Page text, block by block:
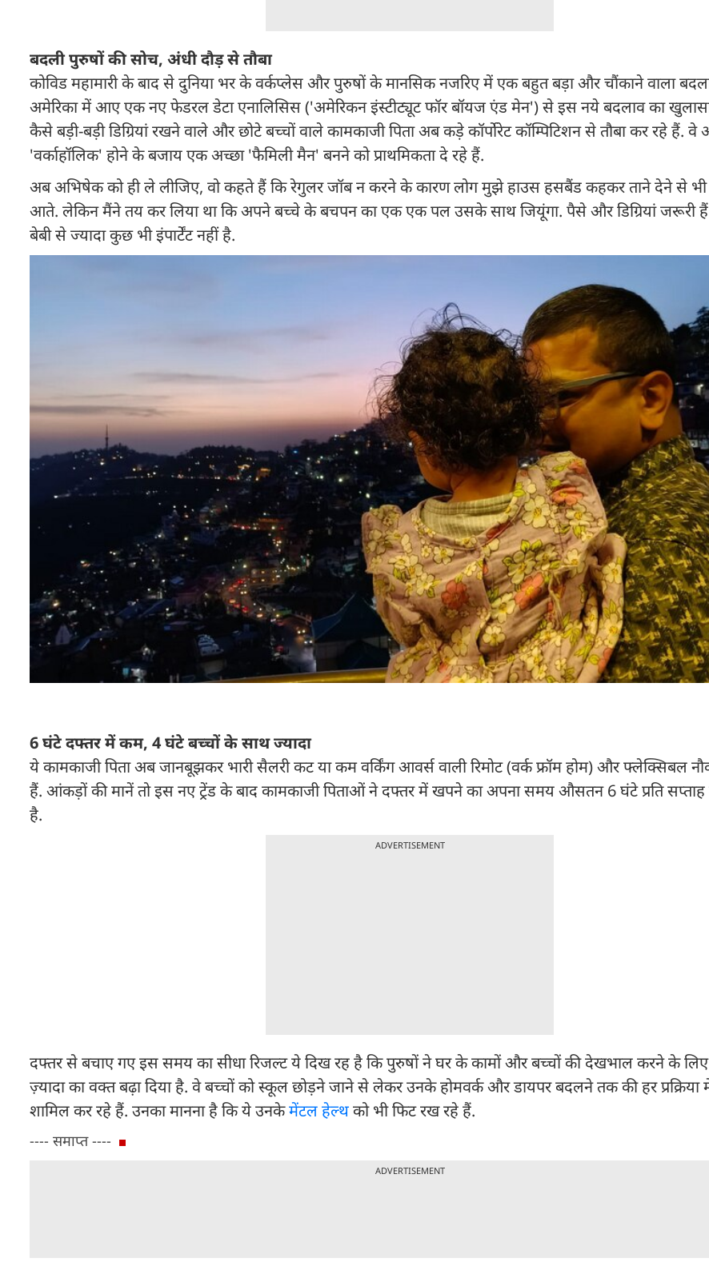
बदली पुरुषों की सोच, अंधी दौड़ से तौबा
कोविड महामारी के बाद से दुनिया भर के वर्कप्लेस और पुरुषों के मानसिक नजरिए में एक बहुत बड़ा और चौंकाने वाला
अमेरिका में आए एक नए फेडरल डेटा एनालिसिस ('अमेरिकन इंस्टीट्यूट फॉर बॉयज एंड मेन') से इस नये बदलाव का
कैसे बड़ी-बड़ी डिग्रियां रखने वाले और छोटे बच्चों वाले कामकाजी पिता अब कड़े कॉर्पोरेट कॉम्पिटिशन से तौबा कर रहे हैं. वे
'वर्काहॉलिक' होने के बजाय एक अच्छा 'फैमिली मैन' बनने को प्राथमिकता दे रहे हैं.
अब अभ‍िषेक को ही ले लीजिए, वो कहते हैं कि रेगुलर जॉब न करने के कारण लोग मुझे हाउस हसबैंड कहकर ताने देने से भी
आते. लेकिन मैंने तय कर ल‍िया था कि अपने बच्चे के बचपन का एक एक पल उसके साथ जियूंगा. पैसे और ड‍िग्र‍ियां जरूरी
बेबी से ज्यादा कुछ भी इंपार्टेंट नहीं है.
6 घंटे दफ्तर में कम, 4 घंटे बच्चों के साथ ज्यादा
ये कामकाजी पिता अब जानबूझकर भारी सैलरी कट या कम वर्किंग आवर्स वाली रिमोट (वर्क फ्रॉम होम) और फ्लेक्सिबल
हैं. आंकड़ों की मानें तो इस नए ट्रेंड के बाद कामकाजी पिताओं ने दफ्तर में खपने का अपना समय औसतन 6 घंटे प्रति सप्ताह
है.
ADVERTISEMENT
दफ्तर से बचाए गए इस समय का सीधा रिजल्ट ये दिख रह है कि पुरुषों ने घर के कामों और बच्चों की देखभाल करने के
ज़्यादा का वक्त बढ़ा दिया है. वे बच्चों को स्कूल छोड़ने जाने से लेकर उनके होमवर्क और डायपर बदलने तक की हर
शामिल कर रहे हैं. उनका मानना है कि ये उनकेमेंटल हेल्थको भी फिट रख रहे हैं.
---- समाप्त ----
ADVERTISEMENT